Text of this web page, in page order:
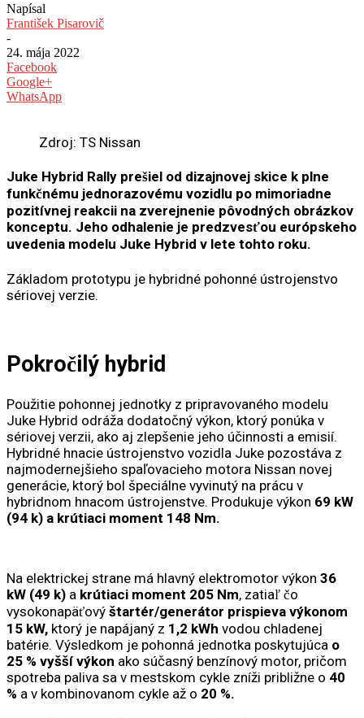
Napísal
František Pisarovič
-
24. mája 2022
Facebook
Google+
WhatsApp
Zdroj: TS Nissan
Juke Hybrid Rally prešiel od dizajnovej skice k plne
funkčnému jednorazovému vozidlu po mimoriadne
pozitívnej reakcii na zverejnenie pôvodných obrázkov
konceptu. Jeho odhalenie je predzvesťou európskeho
uvedenia modelu Juke Hybrid v lete tohto roku.
Základom prototypu je hybridné pohonné ústrojenstvo
sériovej verzie.
Pokročilý hybrid
Použitie pohonnej jednotky z pripravovaného modelu
Juke Hybrid odráža dodatočný výkon, ktorý ponúka v
sériovej verzii, ako aj zlepšenie jeho účinnosti a emisií.
Hybridné hnacie ústrojenstvo vozidla Juke pozostáva z
najmodernejšieho spaľovacieho motora Nissan novej
generácie, ktorý bol špeciálne vyvinutý na prácu v
hybridnom hnacom ústrojenstve. Produkuje výkon 69 kW
(94 k) a krútiaci moment 148 Nm.
Na elektrickej strane má hlavný elektromotor výkon 36
kW (49 k) a krútiaci moment 205 Nm, zatiaľ čo
vysokonapäťový štartér/generátor prispieva výkonom
15 kW, ktorý je napájaný z 1,2 kWh vodou chladenej
batérie. Výsledkom je pohonná jednotka poskytujúca o
25 % vyšší výkon ako súčasný benzínový motor, pričom
spotreba paliva sa v mestskom cykle zníži približne o 40
% a v kombinovanom cykle až o 20 %.